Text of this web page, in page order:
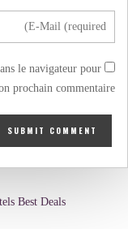
le navigateur pour
prochain commentaire.
Best Deals